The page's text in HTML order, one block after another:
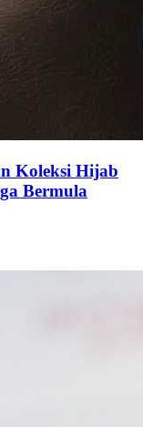
Koleksi Hijab
Bermula